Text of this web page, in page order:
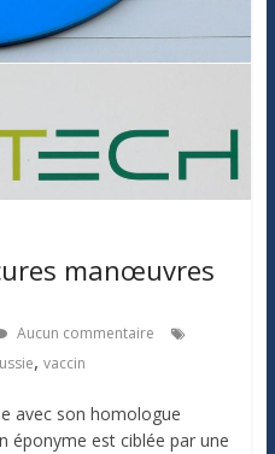
manœuvres
Aucun commentaire
, vaccin
avec son homologue
éponyme est ciblée par une